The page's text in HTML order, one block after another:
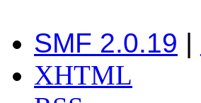
SMF 2.0.19 |
XHTML